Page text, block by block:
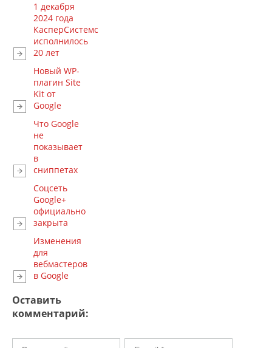
1 декабря
2024 года
КасперСистемс
исполнилось
20 лет
Новый WP-
плагин Site
Kit от
Google
Что Google
не
показывает
в
сниппетах
Соцсеть
Google+
официально
закрыта
Изменения
для
вебмастеров
в Google
Оставить
комментарий: